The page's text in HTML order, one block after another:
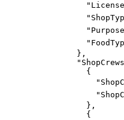
},
{
},
{